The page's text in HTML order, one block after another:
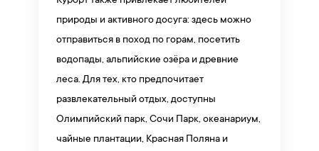
природы и активного досуга: здесь можно
отправиться в поход по горам, посетить
водопады, альпийские озёра и древние
леса. Для тех, кто предпочитает
развлекательный отдых, доступны
Олимпийский парк, Сочи Парк, океанариум,
чайные плантации, Красная Поляна и